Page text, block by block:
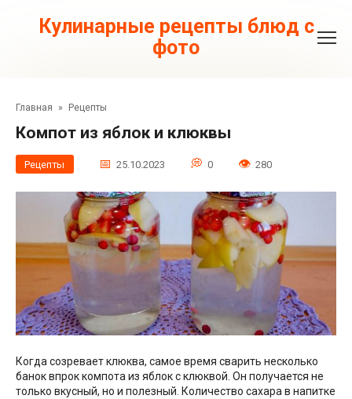
контентуКулинарные рецепты блюд с
фото
Главная » Рецепты
Компот из яблок и клюквы
Рецепты 25.10.2023 0 280
Когда созревает клюква, самое время сварить несколько
банок впрок компота из яблок с клюквой. Он получается не
только вкусный, но и полезный. Количество сахара в напитке